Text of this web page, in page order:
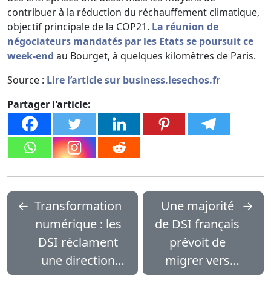
contribuer à la réduction du réchauffement climatique,
objectif principale de la COP21. La réunion de
négociateurs mandatés par les Etats se poursuit ce
week-end au Bourget, à quelques kilomètres de Paris.
Source : Lire l’article sur business.lesechos.fr
Partager l'article:
← Transformation
numérique : les
DSI réclament
une direction
générale plus
Une majorité
de DSI français
prévoit de
migrer vers
Windows 10
→